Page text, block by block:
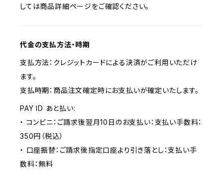
しては商品詳細ページをご確認ください。
代金の支払方法・時期
支払方法：クレジットカードによる決済がご利用いただけ
ます。
支払時期：商品注文確定時にお支払いが確定いたします。
PAY ID あと払い:
・ コンビニ：ご請求後翌月10日のお支払い：支払い手数料：
350円（税込）
・ 口座振替：ご請求後指定口座より引き落とし：支払い手
数料：無料